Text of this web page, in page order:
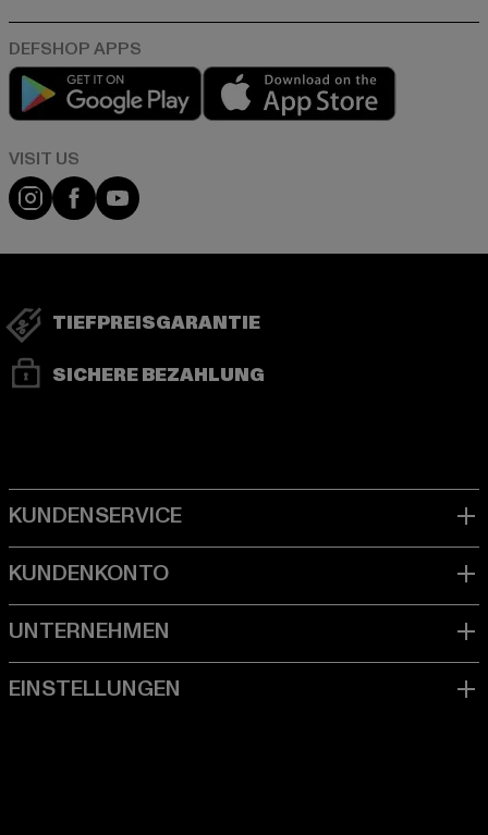
Play market
Visit our Instagram page:
Visit our Facebook page:
Visit our YouTube channel:
TIEFPREISGARANTIE
SICHERE BEZAHLUNG